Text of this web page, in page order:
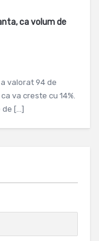
ca volum de
valorat 94 de
va creste cu 14%.
de […]